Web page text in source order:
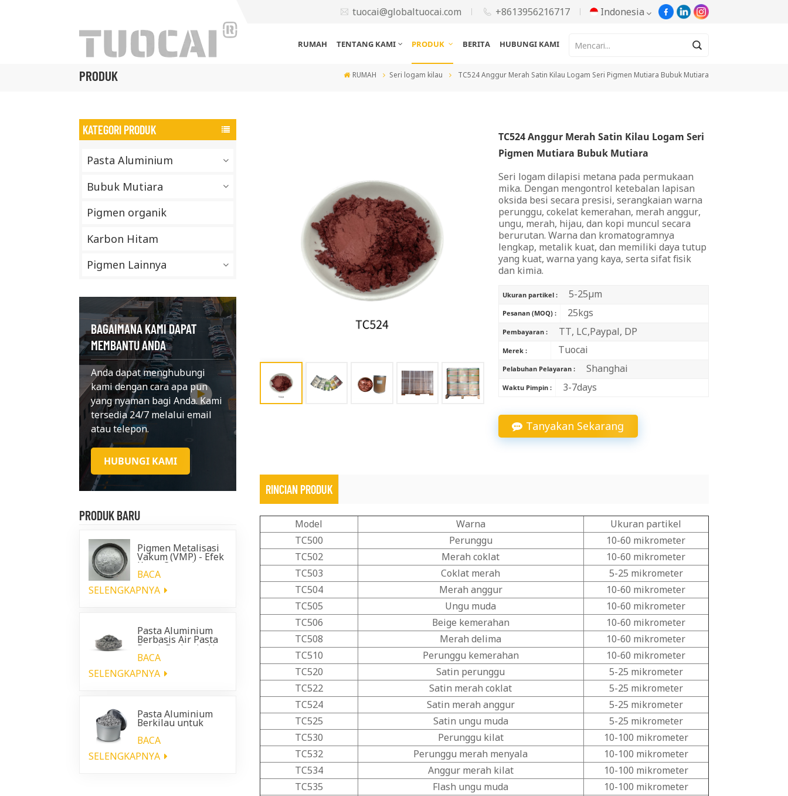
tuocai@globaltuocai.com +8613956216717 Indonesia
Português
Türkçe
Tiếng Việt
بالعربية
RUMAH TENTANG KAMI PRODUK BERITA HUBUNGI KAMI
PRODUK RUMAH Seri logam kilau TC524 Anggur Merah Satin Kilau Logam Seri Pigmen Mutiara Bubuk Mutiara
KATEGORI PRODUK
Pasta Aluminium
Bubuk Mutiara
Pigmen organik
Karbon Hitam
Pigmen Lainnya
BAGAIMANA KAMI DAPAT
MEMBANTU ANDA
Anda dapat menghubungi
kami dengan cara apa pun
yang nyaman bagi Anda. Kami
tersedia 24/7 melalui email
atau telepon.
HUBUNGI KAMI
PRODUK BARU
Pigmen Metalisasi
Vakum (VMP) - Efek
Krom Cemerlang
untuk Pelapis
BACA
SELENGKAPNYA
Pasta Aluminium
Berbasis Air Pasta
Perak Berbasis Air
BACA
SELENGKAPNYA
Pasta Aluminium
Berkilau untuk
otomotif
BACA
SELENGKAPNYA
TC524 Anggur Merah Satin Kilau Logam Seri
Pigmen Mutiara Bubuk Mutiara
Seri logam dilapisi metana pada permukaan
mika. Dengan mengontrol ketebalan lapisan
oksida besi secara presisi, serangkaian warna
perunggu, cokelat kemerahan, merah anggur,
ungu, merah, hijau, dan kopi muncul secara
berurutan. Warna dan kromatogramnya
lengkap, metalik kuat, dan memiliki daya tutup
yang kuat, warna yang kaya, serta sifat fisik
dan kimia.
Ukuran partikel : 5-25μm
Pesanan (MOQ) : 25kgs
Pembayaran : TT, LC,Paypal, DP
Merek : Tuocai
Pelabuhan Pelayaran : Shanghai
Waktu Pimpin : 3-7days
Tanyakan Sekarang
RINCIAN PRODUK
Model Warna
Ukuran partikel
TC500
Perunggu
10-60 mikrometer
TC502
Merah coklat
10-60 mikrometer
TC503
Coklat merah
5-25 mikrometer
TC504
Merah anggur
10-60 mikrometer
TC505
Ungu muda
10-60 mikrometer
TC506
Beige kemerahan
10-60 mikrometer
TC508
Merah delima
10-60 mikrometer
TC510
Perunggu kemerahan
10-60 mikrometer
TC520
Satin perunggu
5-25 mikrometer
TC522
Satin merah coklat
5-25 mikrometer
TC524
Satin merah anggur
5-25 mikrometer
TC525
Satin ungu muda
5-25 mikrometer
TC530
Perunggu kilat
10-100 mikrometer
TC532
Perunggu merah menyala
10-100 mikrometer
TC534
Anggur merah kilat
10-100 mikrometer
TC535
Flash ungu muda
10-100 mikrometer